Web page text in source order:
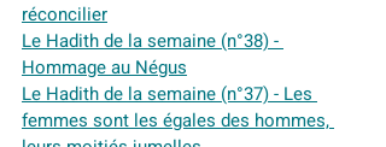
réconcilier
Le Hadith de la semaine (n°38) -
Hommage au Négus
Le Hadith de la semaine (n°37) - Les
femmes sont les égales des hommes,